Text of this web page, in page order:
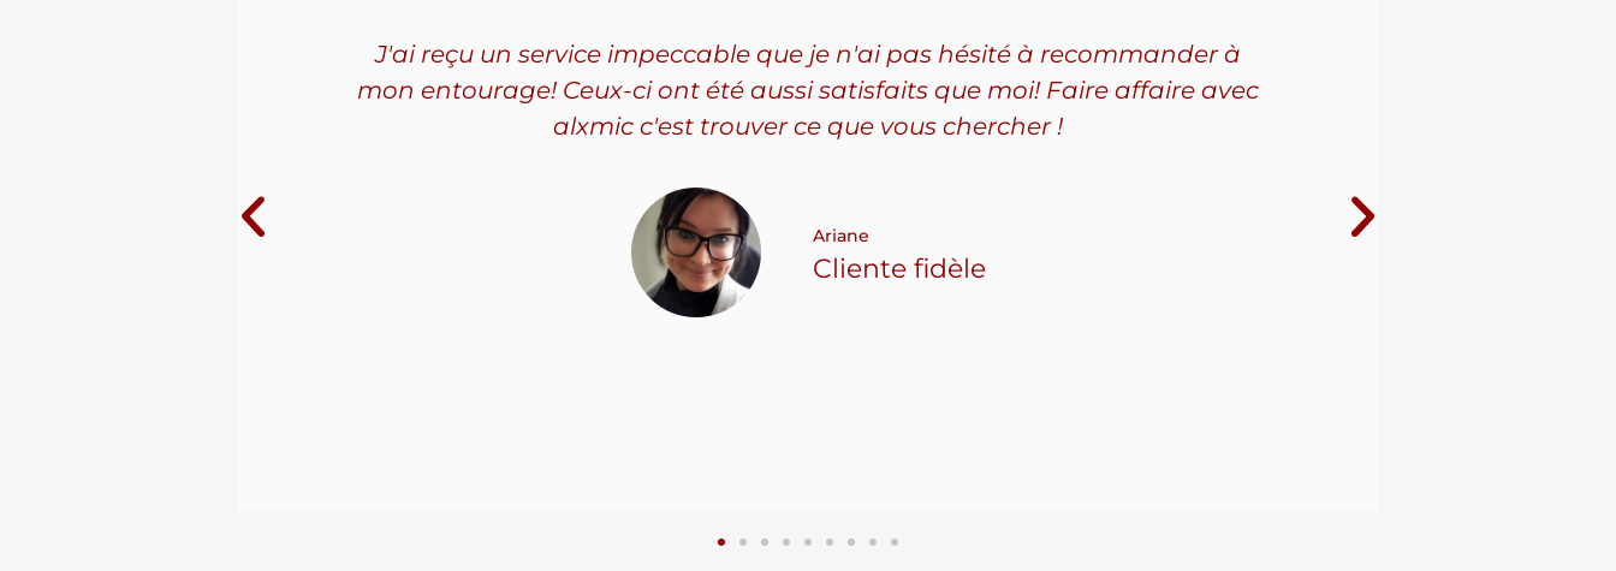
J'ai reçu un service impeccable que je n'ai pas hésité à recommander à
mon entourage! Ceux-ci ont été aussi satisfaits que moi! Faire affaire avec
alxmic c'est trouver ce que vous chercher !
Ariane
Cliente fidèle